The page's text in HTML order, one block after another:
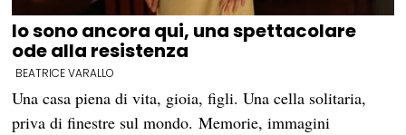
Io sono ancora qui, una spettacolare
ode alla resistenza
BEATRICE VARALLO
Una casa piena di vita, gioia, figli. Una cella solitaria,
priva di finestre sul mondo. Memorie, immagini